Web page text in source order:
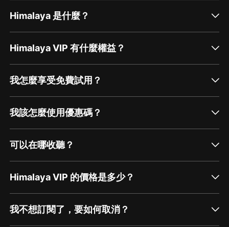
Himalaya 是什麼？
Himalaya VIP 有什麼權益？
我怎麼享受免費試用？
我該怎麼使用優惠碼？
可以在哪收聽？
Himalaya VIP 的價格是多少？
我不想訂閱了，要如何取消？